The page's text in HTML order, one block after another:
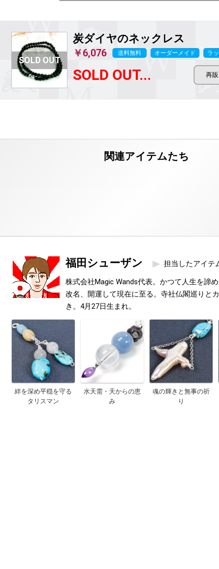
炭ダイヤのネックレス
￥6,076 送料無料 オーダーメイド ラ
SOLD OUT...
福田シューザン 担当したアイテ
株式会社Magic Wands代表。かつて人生を諦
改名、開運して現在に至る。寺社仏閣巡りと
き。4月27日生まれ。
絆を深め平穏を守る
タリスマン
水天需・天からの恵
み
魂の輝きと無事の祈
り